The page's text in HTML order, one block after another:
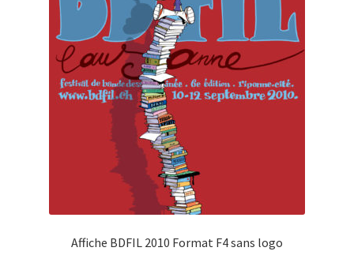
Affiche BDFIL 2010 Format F4 sans logo